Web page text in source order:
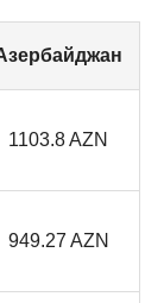
1103.8 AZN
949.27 AZN